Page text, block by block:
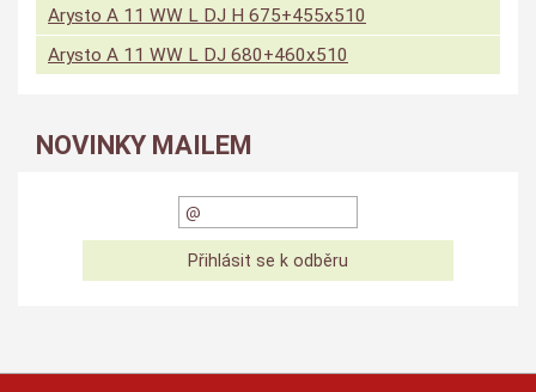
Arysto A 11 WW L DJ H 675+455x510
Arysto A 11 WW L DJ 680+460x510
NOVINKY MAILEM